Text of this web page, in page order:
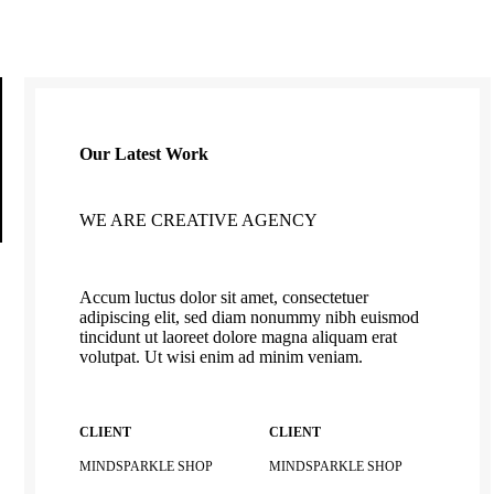
Our Latest Work
WE ARE CREATIVE AGENCY
Accum luctus dolor sit amet, consectetuer
adipiscing elit, sed diam nonummy nibh euismod
tincidunt ut laoreet dolore magna aliquam erat
volutpat. Ut wisi enim ad minim veniam.
CLIENT
MINDSPARKLE SHOP
CLIENT
MINDSPARKLE SHOP